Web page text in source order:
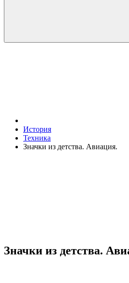
История
Техника
Значки из детства. Авиация.
Значки из детства.